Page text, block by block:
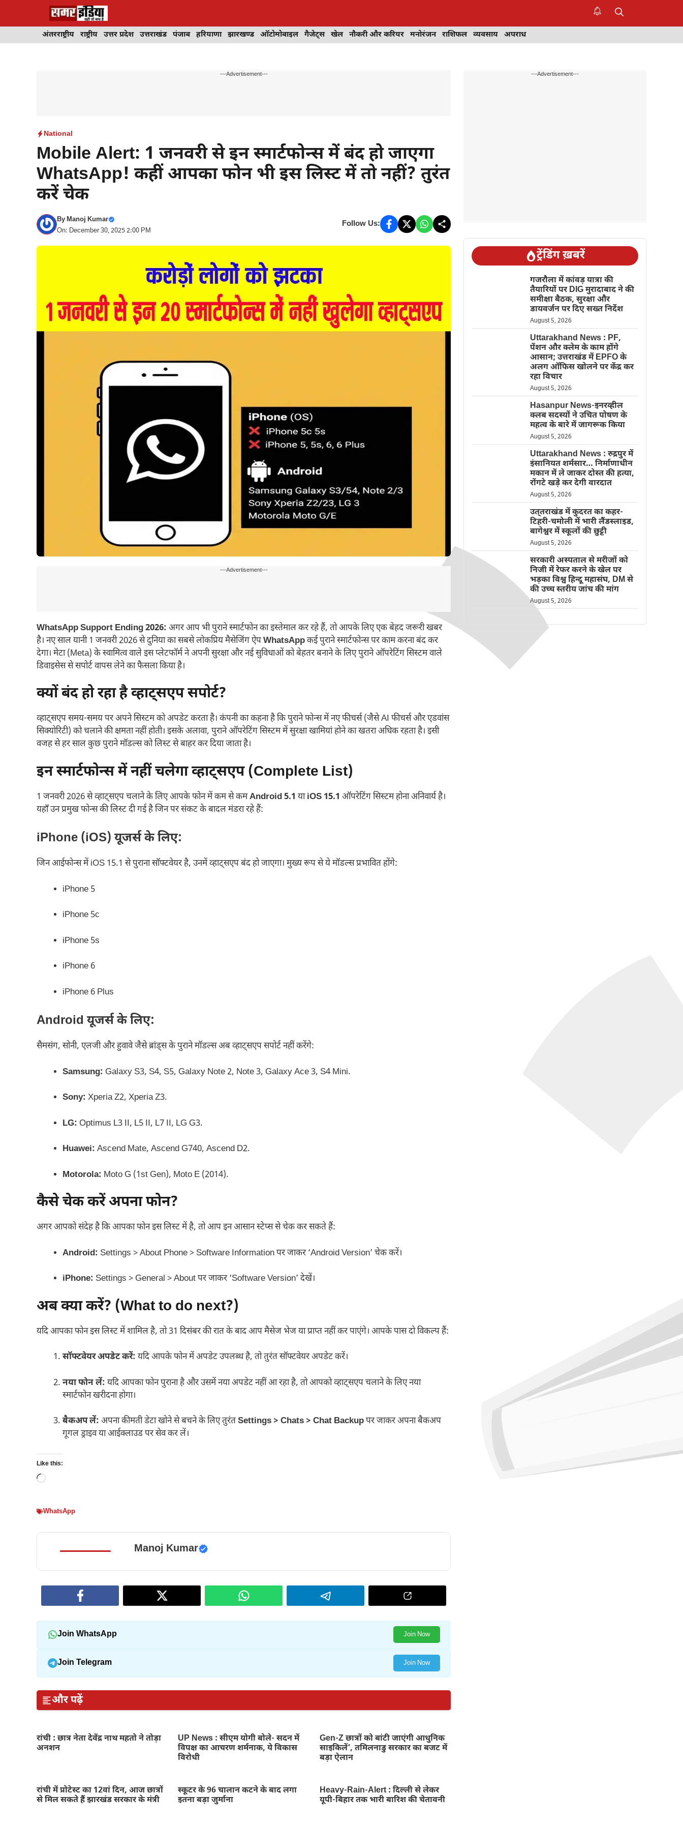
अंतरराष्ट्रीय राष्ट्रीय उत्तर प्रदेश उत्तराखंड पंजाब हरियाणा झारखण्ड ऑटोमोबाइल गैजेट्स खेल नौकरी और करियर मनोरंजन राशिफल व्यवसाय अपराध
---Advertisement---
National
Mobile Alert: 1 जनवरी से इन स्मार्टफोन्स में बंद हो जाएगा
WhatsApp! कहीं आपका फोन भी इस लिस्ट में तो नहीं? तुरंत
करें चेक
ByManoj Kumar
On: December 30, 2025 2:00 PM
Follow Us:
---Advertisement---
WhatsApp Support Ending 2026: अगर आप भी पुराने स्मार्टफोन का इस्तेमाल कर रहे हैं, तो आपके लिए एक बेहद जरूरी खबर
है। नए साल यानी 1 जनवरी 2026 से दुनिया का सबसे लोकप्रिय मैसेजिंग ऐपWhatsAppकई पुराने स्मार्टफोन्स पर काम करना बंद कर
देगा। मेटा (Meta) के स्वामित्व वाले इस प्लेटफॉर्म ने अपनी सुरक्षा और नई सुविधाओं को बेहतर बनाने के लिए पुराने ऑपरेटिंग सिस्टम वाले
डिवाइसेस से सपोर्ट वापस लेने का फैसला किया है।
क्यों बंद हो रहा है व्हाट्सएप सपोर्ट?
व्हाट्सएप समय-समय पर अपने सिस्टम को अपडेट करता है। कंपनी का कहना है कि पुराने फोन्स में नए फीचर्स (जैसे AI फीचर्स और एडवांस
सिक्योरिटी) को चलाने की क्षमता नहीं होती। इसके अलावा, पुराने ऑपरेटिंग सिस्टम में सुरक्षा खामियां होने का खतरा अधिक रहता है। इसी
वजह से हर साल कुछ पुराने मॉडल्स को लिस्ट से बाहर कर दिया जाता है।
इन स्मार्टफोन्स में नहीं चलेगा व्हाट्सएप (Complete List)
1 जनवरी 2026 से व्हाट्सएप चलाने के लिए आपके फोन में कम से कमAndroid 5.1 याiOS 15.1 ऑपरेटिंग सिस्टम होना अनिवार्य है।
यहाँ उन प्रमुख फोन्स की लिस्ट दी गई है जिन पर संकट के बादल मंडरा रहे हैं:
iPhone (iOS) यूजर्स के लिए:
जिन आईफोन्स में iOS 15.1 से पुराना सॉफ्टवेयर है, उनमें व्हाट्सएप बंद हो जाएगा। मुख्य रूप से ये मॉडल्स प्रभावित होंगे:
iPhone 5
iPhone 5c
iPhone 5s
iPhone 6
iPhone 6 Plus
Android यूजर्स के लिए:
सैमसंग, सोनी, एलजी और हुवावे जैसे ब्रांड्स के पुराने मॉडल्स अब व्हाट्सएप सपोर्ट नहीं करेंगे:
Samsung: Galaxy S3, S4, S5, Galaxy Note 2, Note 3, Galaxy Ace 3, S4 Mini.
Sony: Xperia Z2, Xperia Z3.
LG: Optimus L3 II, L5 II, L7 II, LG G3.
Huawei: Ascend Mate, Ascend G740, Ascend D2.
Motorola: Moto G (1st Gen), Moto E (2014).
कैसे चेक करें अपना फोन?
अगर आपको संदेह है कि आपका फोन इस लिस्ट में है, तो आप इन आसान स्टेप्स से चेक कर सकते हैं:
Android: Settings > About Phone > Software Information पर जाकर ‘Android Version’ चेक करें।
iPhone: Settings > General > About पर जाकर ‘Software Version’ देखें।
अब क्या करें? (What to do next?)
यदि आपका फोन इस लिस्ट में शामिल है, तो 31 दिसंबर की रात के बाद आप मैसेज भेज या प्राप्त नहीं कर पाएंगे। आपके पास दो विकल्प हैं:
सॉफ्टवेयर अपडेट करें: यदि आपके फोन में अपडेट उपलब्ध है, तो तुरंत सॉफ्टवेयर अपडेट करें।
नया फोन लें: यदि आपका फोन पुराना है और उसमें नया अपडेट नहीं आ रहा है, तो आपको व्हाट्सएप चलाने के लिए नया
स्मार्टफोन खरीदना होगा।
बैकअप लें: अपना कीमती डेटा खोने से बचने के लिए तुरंतSettings > Chats > Chat Backupपर जाकर अपना बैकअप
गूगल ड्राइव या आईक्लाउड पर सेव कर लें।
Like this:
Loading…
WhatsApp
Manoj Kumar
Join WhatsApp Join Now
Join Telegram Join Now
और पढ़ें
रांची : छात्र नेता देवेंद्र नाथ महतो ने तोड़ा
अनशन
UP News : सीएम योगी बोले- सदन में
विपक्ष का आचरण शर्मनाक, ये विकास
विरोधी
Gen-Z छात्रों को बांटी जाएंगी आधुनिक
साइकिलें’, तमिलनाडु सरकार का बजट में
बड़ा ऐलान
रांची में प्रोटेस्ट का 12वां दिन, आज छात्रों
से मिल सकते हैं झारखंड सरकार के मंत्री
स्कूटर के 96 चालान कटने के बाद लगा
इतना बड़ा जुर्माना
Heavy-Rain-Alert : दिल्ली से लेकर
यूपी-बिहार तक भारी बारिश की चेतावनी
---Advertisement---
ट्रेंडिंग ख़बरें
गजरौला में कांवड़ यात्रा की
तैयारियों पर DIG मुरादाबाद ने की
समीक्षा बैठक, सुरक्षा और
डायवर्जन पर दिए सख्त निर्देश
August 5, 2026
Uttarakhand News : PF,
पेंशन और क्लेम के काम होंगे
आसान; उत्तराखंड में EPFO के
अलग ऑफिस खोलने पर केंद्र कर
रहा विचार
August 5, 2026
Hasanpur News-इनरव्हील
क्लब सदस्यों ने उचित पोषण के
महत्व के बारे में जागरूक किया
August 5, 2026
Uttarakhand News : रुद्रपुर में
इंसानियत शर्मसार… निर्माणाधीन
मकान में ले जाकर दोस्त की हत्या,
रोंगटे खड़े कर देगी वारदात
August 5, 2026
उत्तराखंड में कुदरत का कहर-
टिहरी-चमोली में भारी लैंडस्लाइड,
बागेश्वर में स्कूलों की छुट्टी
August 5, 2026
सरकारी अस्पताल से मरीजों को
निजी में रेफर करने के खेल पर
भड़का विश्व हिन्दू महासंघ, DM से
की उच्च स्तरीय जांच की मांग
August 5, 2026